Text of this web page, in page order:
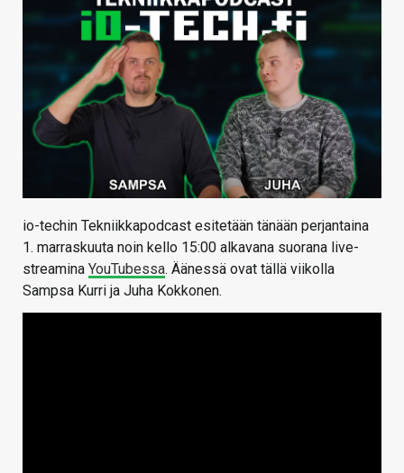
HAKU
io-techin Tekniikkapodcast esitetään tänään perjantaina
1. marraskuuta noin kello 15:00 alkavana suorana live-
streamina YouTubessa. Äänessä ovat tällä viikolla
Sampsa Kurri ja Juha Kokkonen.